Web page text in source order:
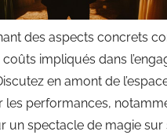
des aspects concrets
impliqués dans
en amont de
les performances,
un spectacle de magie sur